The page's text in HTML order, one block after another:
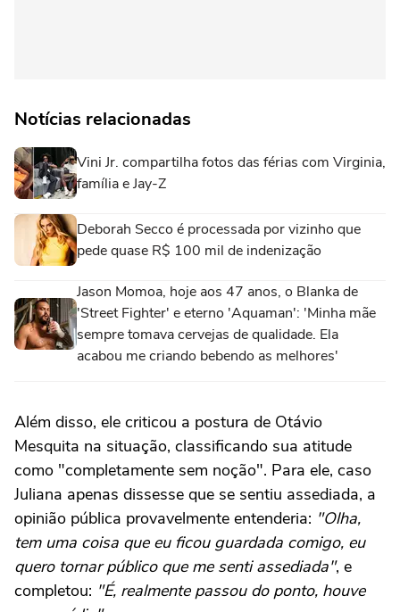
Notícias relacionadas
Vini Jr. compartilha fotos das férias com Virginia,
família e Jay-Z
Deborah Secco é processada por vizinho que
pede quase R$ 100 mil de indenização
Jason Momoa, hoje aos 47 anos, o Blanka de
'Street Fighter' e eterno 'Aquaman': 'Minha mãe
sempre tomava cervejas de qualidade. Ela
acabou me criando bebendo as melhores'
Além disso, ele criticou a postura de Otávio
Mesquita na situação, classificando sua atitude
como "completamente sem noção". Para ele, caso
Juliana apenas dissesse que se sentiu assediada, a
opinião pública provavelmente entenderia: "Olha,
tem uma coisa que eu ficou guardada comigo, eu
quero tornar público que me senti assediada", e
completou: "É, realmente passou do ponto, houve